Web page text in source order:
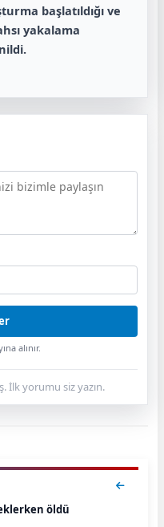
başlatıldığı ve
yakalama
alınır.
İlk yorumu siz yazın.
öldü